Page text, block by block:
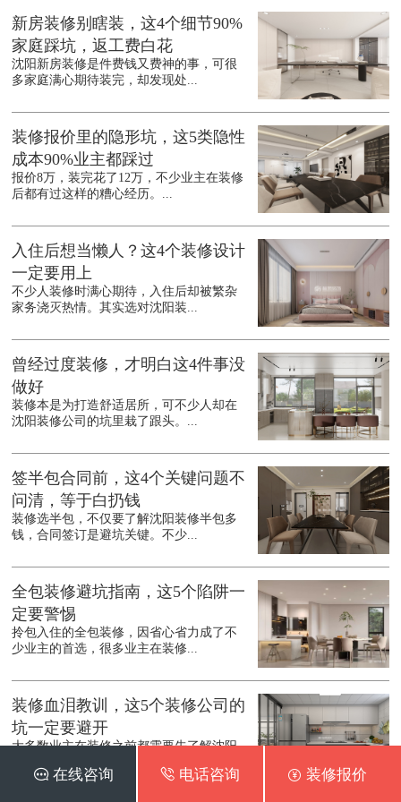
新房装修别瞎装，这4个细节90%
家庭踩坑，返工费白花
沈阳新房装修是件费钱又费神的事，可很
多家庭满心期待装完，却发现处...
装修报价里的隐形坑，这5类隐性
成本90%业主都踩过
报价8万，装完花了12万，不少业主在装修
后都有过这样的糟心经历。...
入住后想当懒人？这4个装修设计
一定要用上
不少人装修时满心期待，入住后却被繁杂
家务浇灭热情。其实选对沈阳装...
曾经过度装修，才明白这4件事没
做好
装修本是为打造舒适居所，可不少人却在
沈阳装修公司的坑里栽了跟头。...
签半包合同前，这4个关键问题不
问清，等于白扔钱
装修选半包，不仅要了解沈阳装修半包多
钱，合同签订是避坑关键。不少...
全包装修避坑指南，这5个陷阱一
定要警惕
拎包入住的全包装修，因省心省力成了不
少业主的首选，很多业主在装修...
装修血泪教训，这5个装修公司的
坑一定要避开
大多数业主在装修之前都需要先了解沈阳
 在线咨询  电话咨询  装修报价